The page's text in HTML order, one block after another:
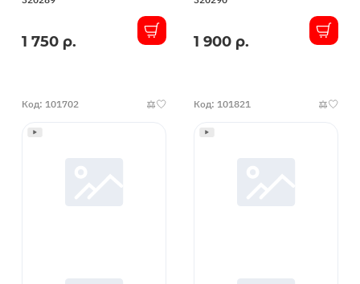
В1 750 р.
В1 900 р.
Код: 101702 Код: 101821